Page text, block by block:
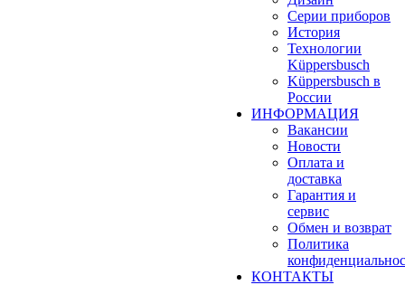
Серии приборов
История
Технологии
Küppersbusch
Küppersbusch в
России
ИНФОРМАЦИЯ
Вакансии
Новости
Оплата и
доставка
Гарантия и
сервис
Обмен и возврат
Политика
КОНТАКТЫ